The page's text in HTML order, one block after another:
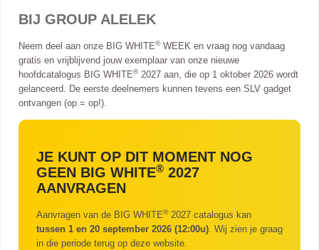
BIJ GROUP ALELEK
Neem deel aan onze BIG WHITE®WEEK en vraag nog vandaag
gratis en vrijblijvend jouw exemplaar van onze nieuwe
hoofdcatalogus BIG WHITE®2027 aan, die op 1 oktober 2026 wordt
gelanceerd. De eerste deelnemers kunnen tevens een SLV gadget
ontvangen (op = op!).
JE KUNT OP DIT MOMENT NOG
GEEN BIG WHITE® 2027
AANVRAGEN
Aanvragen van de BIG WHITE®2027 catalogus kan
tussen 1 en 20 september 2026 (12:00u). Wij zien je graag
in die periode terug op deze website.